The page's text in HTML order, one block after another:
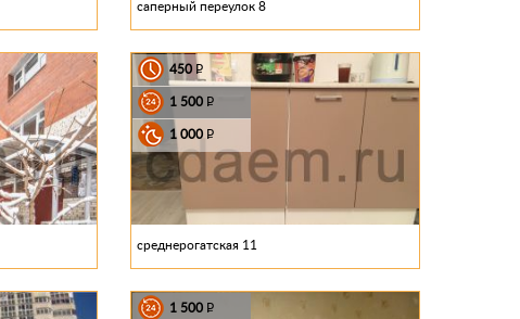
саперный переулок 8
среднерогатская 11
450 P
1 500 P
1 000 P
1 500 P